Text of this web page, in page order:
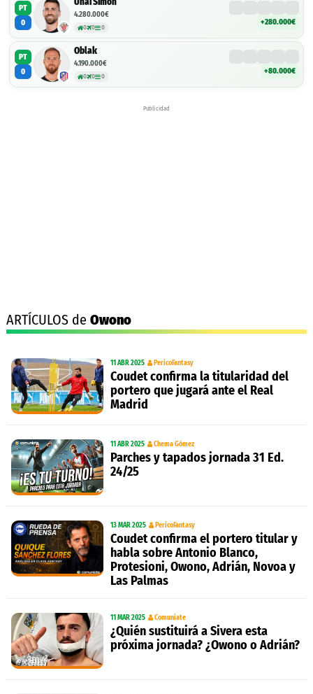
PT
0
4.280.000€
0 0 0
+280.000€
PT
0
Oblak
4.190.000€
0 0 0
+80.000€
Publicidad
ARTÍCULOS de Owono
11 ABR 2025 PericoFantasy
Coudet confirma la titularidad del
portero que jugará ante el Real
Madrid
11 ABR 2025 Chema Gómez
Parches y tapados jornada 31 Ed.
24/25
13 MAR 2025 PericoFantasy
Coudet confirma el portero titular y
habla sobre Antonio Blanco,
Protesioni, Owono, Adrián, Novoa y
Las Palmas
11 MAR 2025 Comuniate
¿Quién sustituirá a Sivera esta
próxima jornada? ¿Owono o Adrián?